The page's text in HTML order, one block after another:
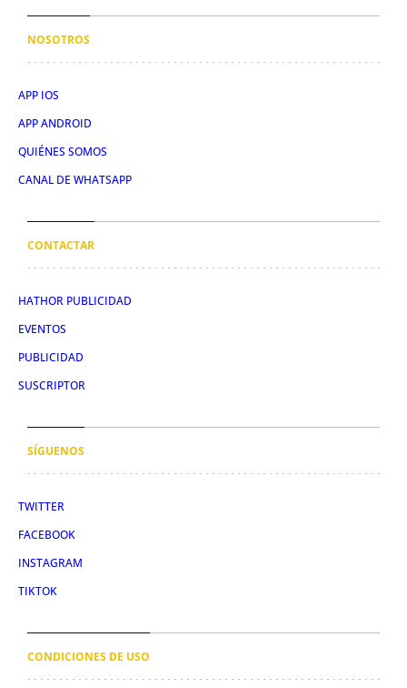
NOSOTROS
APP IOS
APP ANDROID
QUIÉNES SOMOS
CANAL DE WHATSAPP
CONTACTAR
HATHOR PUBLICIDAD
EVENTOS
PUBLICIDAD
SUSCRIPTOR
SÍGUENOS
TWITTER
FACEBOOK
INSTAGRAM
TIKTOK
CONDICIONES DE USO